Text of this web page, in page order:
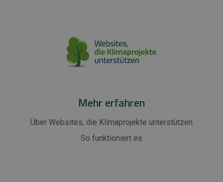
Mehr erfahren
Über Websites, die Klimaprojekte unterstützen
So funktioniert es